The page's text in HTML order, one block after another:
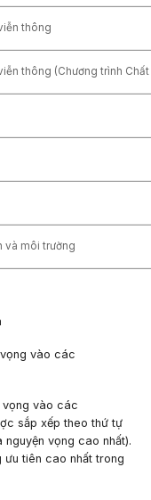
thông
thông (Chương trình
và môi trường
vào các
vọng vào các
sắp xếp theo thứ tự
vọng cao nhất).
ưu tiên cao nhất trong